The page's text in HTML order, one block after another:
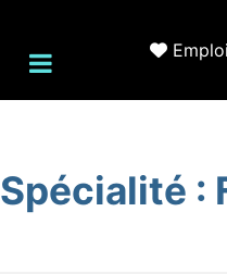
Spécialité :